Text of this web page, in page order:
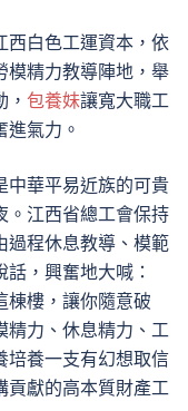
西白色工運資本，依
模精力教導陣地，舉
包養妹讓寬大職工
氣力。
中華平易近族的可貴
。江西省總工會保持
過程休息教導、模範
，興奮地大喊：
棟樓，讓你隨意破
精力、休息精力、工
培養一支有幻想取信
貢獻的高本質財產工